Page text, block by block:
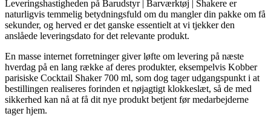
Leveringshastigheden på Barudstyr | Barværktøj | Shakere er
naturligvis temmelig betydningsfuld om du mangler din pakke om få
sekunder, og herved er det ganske essentielt at vi tjekker den
anslåede leveringsdato for det relevante produkt.
En masse internet forretninger giver løfte om levering på næste
hverdag på en lang række af deres produkter, eksempelvis Kobber
parisiske Cocktail Shaker 700 ml, som dog tager udgangspunkt i at
bestillingen realiseres forinden et nøjagtigt klokkeslæt, så de med
sikkerhed kan nå at få dit nye produkt betjent før medarbejderne
tager hjem.